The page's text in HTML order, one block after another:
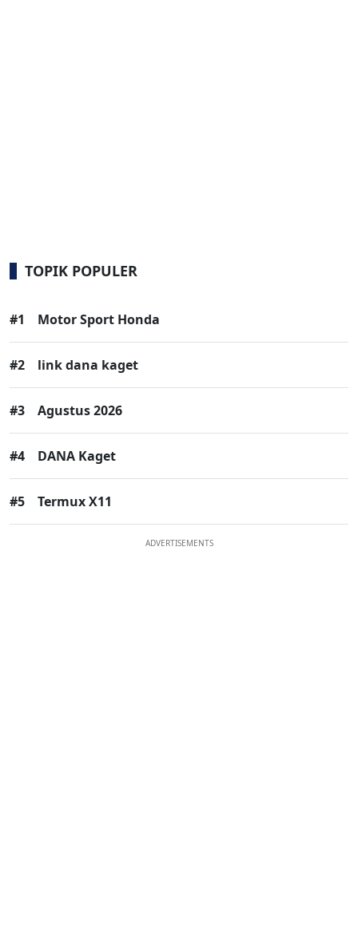
TOPIK POPULER
#1 Motor Sport Honda
#2 link dana kaget
#3 Agustus 2026
#4 DANA Kaget
#5 Termux X11
ADVERTISEMENTS